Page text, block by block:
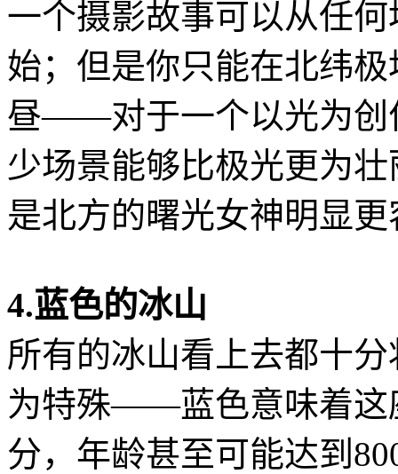
一个摄影故事可以从任
始；但是你只能在北纬
昼——对于一个以光为创
少场景能够比极光更为
是北方的曙光女神明显
4.蓝色的冰山
所有的冰山看上去都十
为特殊——蓝色意味着这
分，年龄甚至可能达到